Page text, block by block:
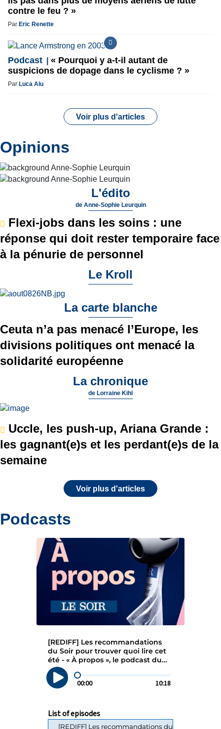
contre le feu ? »
Par Eric Renette
Podcast
« Pourquoi y a-t-il autant de
suspicions de dopage dans le cyclisme ? »
Par Luca Alu
Voir plus d'articles
Opinions
L'édito
de Anne-Sophie Leurquin
Flexi-jobs dans les soins : une
réponse qui doit rester temporaire face
à la pénurie de personnel
Le Kroll
La carte blanche
Ceuta n’a pas menacé l’Europe, les
divisions politiques ont menacé la
solidarité européenne
La chronique
de Lorraine Kihl
Uccle, les push-up, Ariana Grande :
les gagnant(e)s et les perdant(e)s de la
semaine
Voir plus d'articles
Podcasts